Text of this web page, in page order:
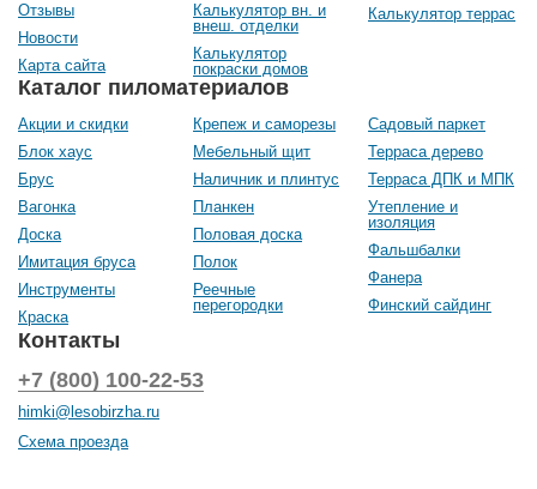
Каталог пиломатериалов
Акции и скидки
Блок хаус
Брус
Вагонка
Доска
Имитация бруса
Инструменты
Краска
Крепеж и саморезы
Мебельный щит
Наличник и плинтус
Планкен
Половая доска
Полок
Реечные
перегородки
Садовый паркет
Терраса дерево
Терраса ДПК и МПК
Утепление и
изоляция
Фальшбалки
Фанера
Финский сайдинг
Отзывы
Новости
Карта сайта
Калькулятор вн. и
внеш. отделки
Калькулятор
покраски домов
Калькулятор террас
Контакты
+7 (800) 100-22-53
himki@lesobirzha.ru
Схема проезда